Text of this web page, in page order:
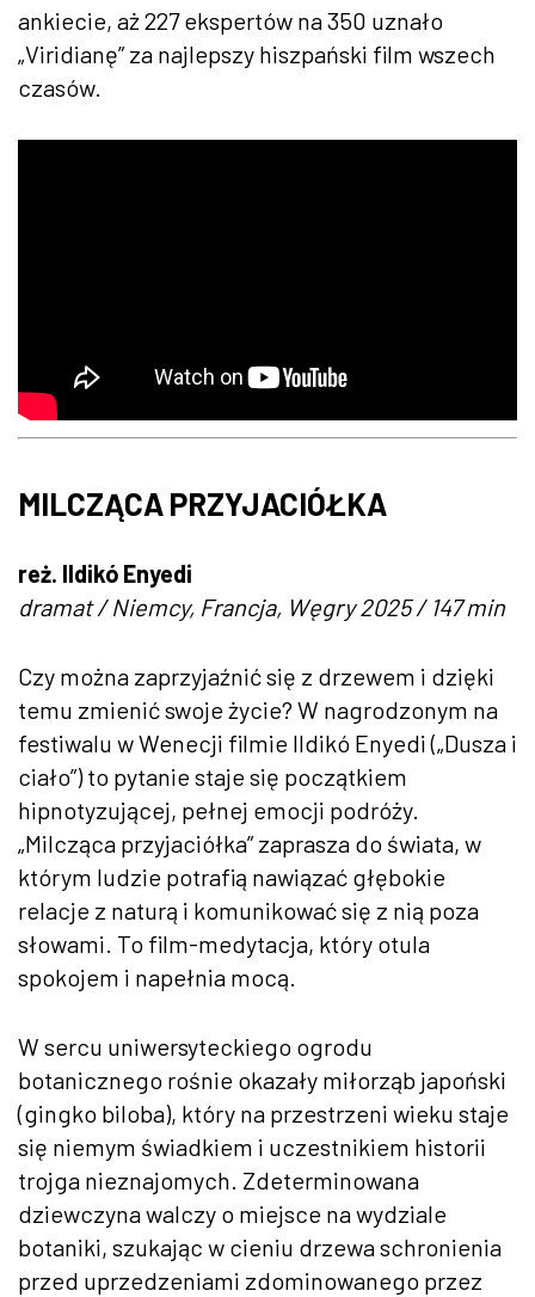
ankiecie, aż 227 ekspertów na 350 uznało
„Viridianę” za najlepszy hiszpański film wszech
czasów.
MILCZĄCA PRZYJACIÓŁKA
reż. Ildikó Enyedi
dramat / Niemcy, Francja, Węgry 2025 / 147 min
Czy można zaprzyjaźnić się z drzewem i dzięki
temu zmienić swoje życie? W nagrodzonym na
festiwalu w Wenecji filmie Ildikó Enyedi („Dusza i
ciało”) to pytanie staje się początkiem
hipnotyzującej, pełnej emocji podróży.
„Milcząca przyjaciółka” zaprasza do świata, w
którym ludzie potrafią nawiązać głębokie
relacje z naturą i komunikować się z nią poza
słowami. To film-medytacja, który otula
spokojem i napełnia mocą.
W sercu uniwersyteckiego ogrodu
botanicznego rośnie okazały miłorząb japoński
(gingko biloba), który na przestrzeni wieku staje
się niemym świadkiem i uczestnikiem historii
trojga nieznajomych. Zdeterminowana
dziewczyna walczy o miejsce na wydziale
botaniki, szukając w cieniu drzewa schronienia
przed uprzedzeniami zdominowanego przez